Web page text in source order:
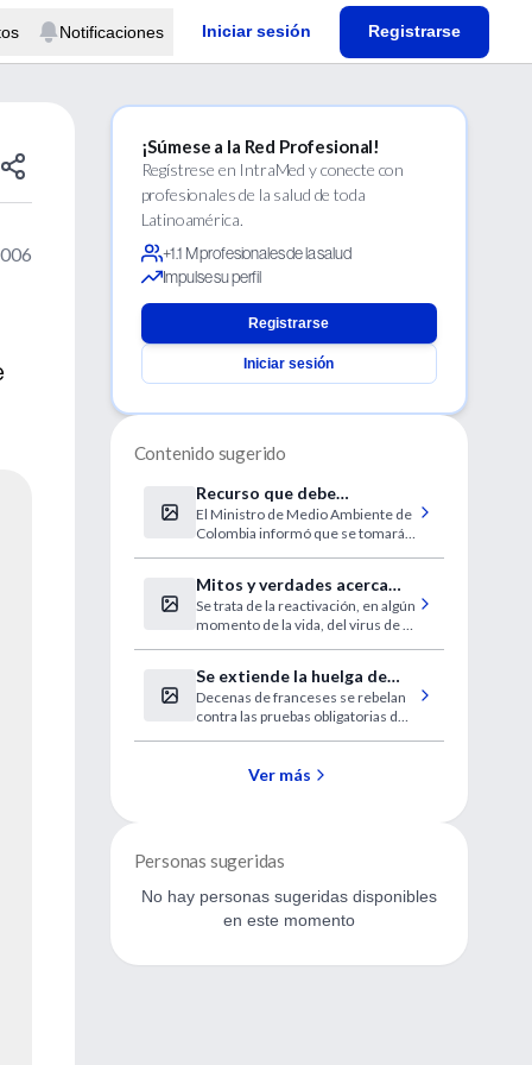
Notificaciones Iniciar sesión Registrarse
¡Súmese a la Red Profesional!
Regístrese en IntraMed y conecte con
profesionales de la salud de toda
Latinoamérica.
+1.1 M profesionales de la salud
Impulse su perfil
Registrarse
Iniciar sesión
Contenido sugerido
Recurso que debe
controlarse
El Ministro de Medio Ambiente de
Colombia informó que se tomarán
acceso a este servicio.
Mitos y verdades acerca
del Herpes Zoster o
"culebrilla"
Se trata de la reactivación, en algún
momento de la vida, del virus de la
eruptiva.
Se extiende la huelga de
saliva
Decenas de franceses se rebelan
contra las pruebas obligatorias de
Ver más
Personas sugeridas
No hay personas sugeridas disponibles
en este momento